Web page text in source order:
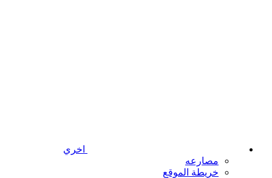
اخري
مصارعه
خريطة الموقع